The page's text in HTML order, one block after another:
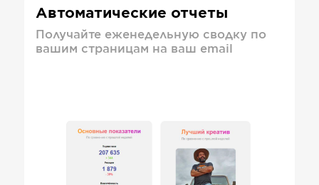
Автоматические отчеты
Получайте еженедельную сводку по
вашим страницам на ваш email